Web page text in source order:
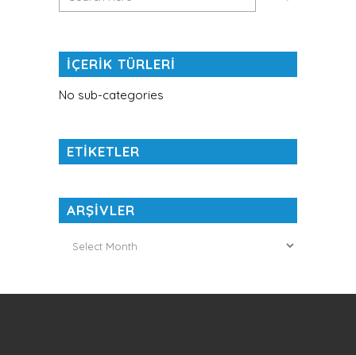
İÇERİK TÜRLERİ
No sub-categories
ETİKETLER
ARŞİVLER
ARŞİVLER